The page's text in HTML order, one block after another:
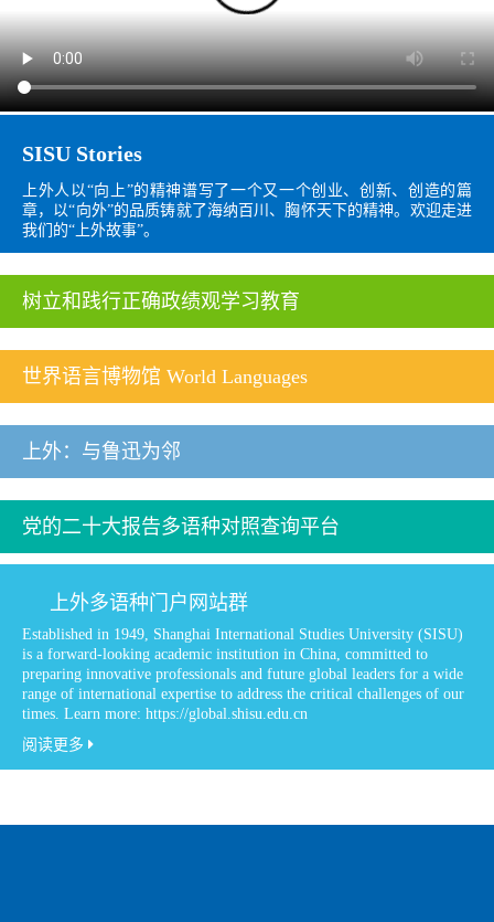
SISU Stories
上外人以“向上”的精神谱写了一个又一个创业、创新、创造的篇
章，以“向外”的品质铸就了海纳百川、胸怀天下的精神。欢迎走进
我们的“上外故事”。
树立和践行正确政绩观学习教育
世界语言博物馆 World Languages
上外：与鲁迅为邻
党的二十大报告多语种对照查询平台
上外多语种门户网站群
Established in 1949, Shanghai International Studies University (SISU)
is a forward-looking academic institution in China, committed to
preparing innovative professionals and future global leaders for a wide
range of international expertise to address the critical challenges of our
times. Learn more: https://global.shisu.edu.cn
阅读更多